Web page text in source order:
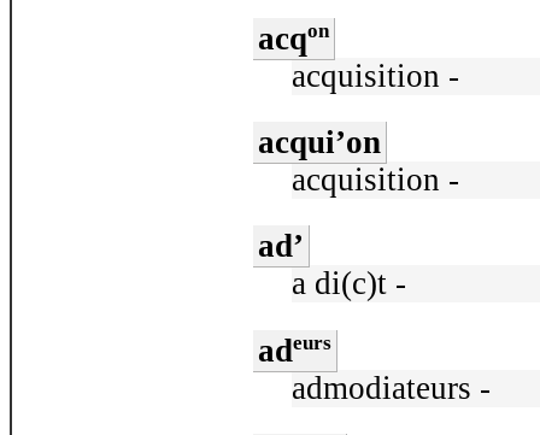
acqon
acquisition -
acqui’on
acquisition -
ad’
a di(c)t -
adeurs
admodiateurs -